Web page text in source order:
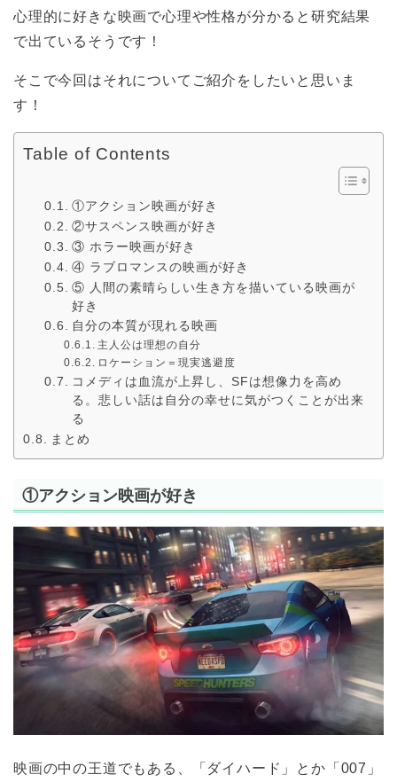
心理的に好きな映画で心理や性格が分かると研究結果
で出ているそうです！
そこで今回はそれについてご紹介をしたいと思いま
す！
Table of Contents
①アクション映画が好き
②サスペンス映画が好き
③ ホラー映画が好き
④ ラブロマンスの映画が好き
⑤ 人間の素晴らしい生き方を描いている映画が
好き
自分の本質が現れる映画
主人公は理想の自分
ロケーション＝現実逃避度
コメディは血流が上昇し、SFは想像力を高め
る。悲しい話は自分の幸せに気がつくことが出来
る
まとめ
①アクション映画が好き
映画の中の王道でもある、「ダイハード」とか「007」